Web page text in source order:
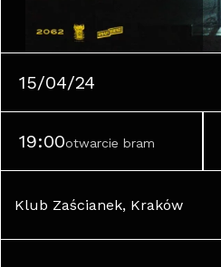
15/04/24
19:00otwarcie bram
Klub Zaścianek, Kraków